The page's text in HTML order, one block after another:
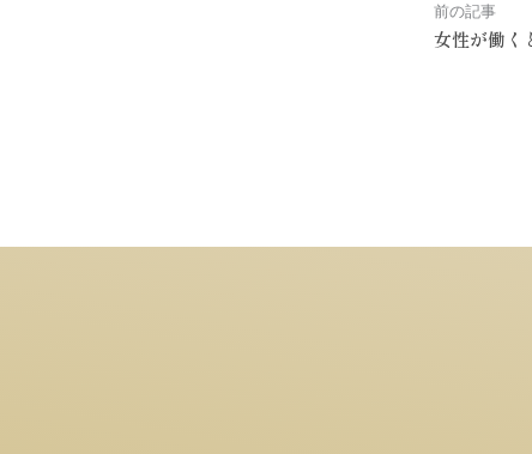
前の記事
女性が働く